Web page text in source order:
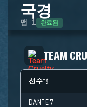
국경
맵 1 완료됨
TEAM
선수
DANTE7